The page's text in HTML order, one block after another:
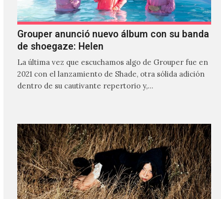
Grouper anunció nuevo álbum con su banda
de shoegaze: Helen
La última vez que escuchamos algo de Grouper fue en
2021 con el lanzamiento de Shade, otra sólida adición
dentro de su cautivante repertorio y,…